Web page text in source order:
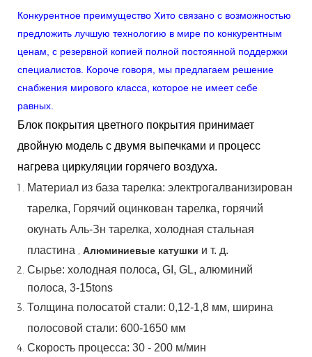
Конкурентное преимущество Хито связано с возможностью
предложить лучшую технологию в мире по конкурентным
ценам, с резервной копией полной постоянной поддержки
специалистов. Короче говоря, мы предлагаем решение
снабжения мирового класса, которое не имеет себе
равных.
Блок покрытия цветного покрытия принимает
двойную модель с двумя выпечками и процесс
нагрева циркуляции горячего воздуха.
Материал из база тарелка: электрогалванизирован
тарелка, Горячий оцинкован тарелка, горячий
окунать Аль-Зн тарелка, холодная стальная
пластина , Алюминиевые катушки и т. д.
Сырье: холодная полоса, GI, GL, алюминий
полоса, 3-15tons
Толщина полосатой стали: 0,12-1,8 мм, ширина
полосовой стали: 600-1650 мм
Скорость процесса: 30 - 200 м/мин